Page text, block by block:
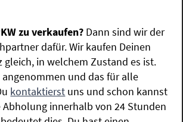
zu verkaufen? Dann sind wir der
dafür. Wir kaufen Deinen
gleich, in welchem Zustand es ist.
und das für alle
kontaktierst uns und schon kannst
Abholung innerhalb von 24 Stunden